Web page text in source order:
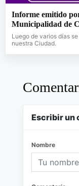
Informe emitido
Municipalidad de
Luego de varios días
nuestra Ciudad.
Escribir un
Nombre